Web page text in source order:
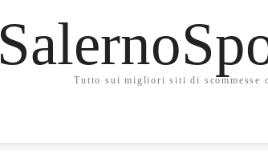
Tutto sui migliori siti di scommesse